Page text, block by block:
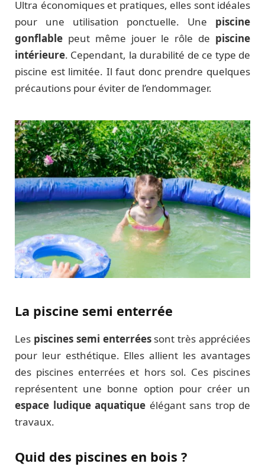
Ultra économiques et pratiques, elles sont idéales
pour une utilisation ponctuelle. Une piscine
gonflable peut même jouer le rôle de piscine
intérieure. Cependant, la durabilité de ce type de
piscine est limitée. Il faut donc prendre quelques
précautions pour éviter de l’endommager.
La piscine semi enterrée
Les piscines semi enterréessont très appréciées
pour leur esthétique. Elles allient les avantages
des piscines enterrées et hors sol. Ces piscines
représentent une bonne option pour créer un
espace ludique aquatique élégant sans trop de
travaux.
Quid des piscines en bois ?